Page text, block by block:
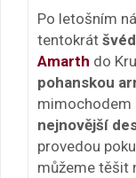
Po letošním
tentokrát
Amarth do
pohanskou
mimochodem
nejnovější
provedou
můžeme těšit